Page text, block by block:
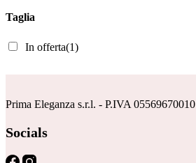
Taglia
In offerta(1)
Prima Eleganza s.r.l. - P.IVA 05569670010
Socials